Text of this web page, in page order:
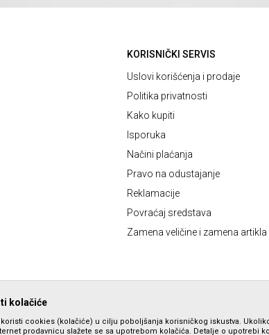
KORISNIČKI SERVIS
Uslovi korišćenja i prodaje
Politika privatnosti
Kako kupiti
Isporuka
Načini plaćanja
Pravo na odustajanje
Reklamacije
Povraćaj sredstava
Zamena veličine i zamena artikla
kolačiće
cookies (kolačiće) u cilju poboljšanja korisničkog iskustva.
prodavnicu slažete se sa upotrebom kolačića. Detalje o upotrebi